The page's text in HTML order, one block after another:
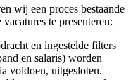
wij een proces bestaande
te presenteren:
en ingestelde filters
en salaris) worden
voldoen, uitgesloten.